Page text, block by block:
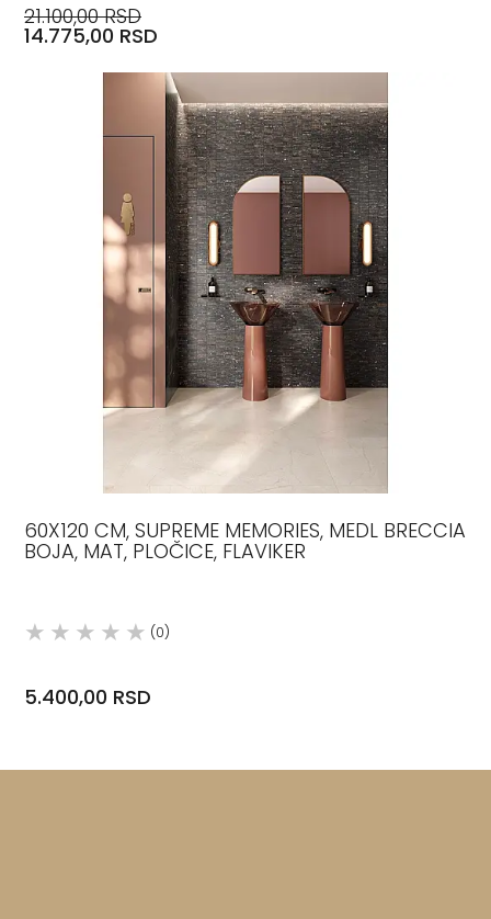
21.100,00 RSD
14.775,00 RSD
60X120 CM, SUPREME MEMORIES, MEDL BRECCIA
BOJA, MAT, PLOČICE, FLAVIKER
(0)
5.400,00 RSD